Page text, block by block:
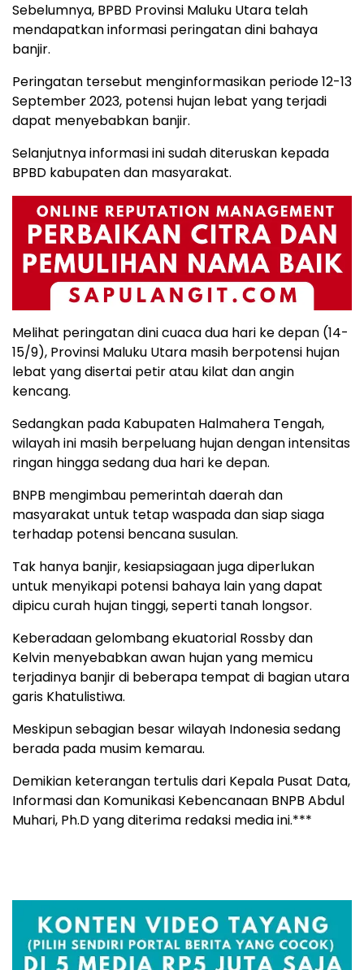
Sebelumnya, BPBD Provinsi Maluku Utara telah
mendapatkan informasi peringatan dini bahaya
banjir.
Peringatan tersebut menginformasikan periode 12-13
September 2023, potensi hujan lebat yang terjadi
dapat menyebabkan banjir.
Selanjutnya informasi ini sudah diteruskan kepada
BPBD kabupaten dan masyarakat.
Melihat peringatan dini cuaca dua hari ke depan (14-
15/9), Provinsi Maluku Utara masih berpotensi hujan
lebat yang disertai petir atau kilat dan angin
kencang.
Sedangkan pada Kabupaten Halmahera Tengah,
wilayah ini masih berpeluang hujan dengan intensitas
ringan hingga sedang dua hari ke depan.
BNPB mengimbau pemerintah daerah dan
masyarakat untuk tetap waspada dan siap siaga
terhadap potensi bencana susulan.
Tak hanya banjir, kesiapsiagaan juga diperlukan
untuk menyikapi potensi bahaya lain yang dapat
dipicu curah hujan tinggi, seperti tanah longsor.
Keberadaan gelombang ekuatorial Rossby dan
Kelvin menyebabkan awan hujan yang memicu
terjadinya banjir di beberapa tempat di bagian utara
garis Khatulistiwa.
Meskipun sebagian besar wilayah Indonesia sedang
berada pada musim kemarau.
Demikian keterangan tertulis dari Kepala Pusat Data,
Informasi dan Komunikasi Kebencanaan BNPB Abdul
Muhari, Ph.D yang diterima redaksi media ini.***